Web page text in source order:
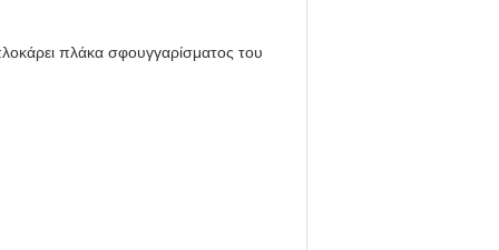
πλάκα σφουγγαρίσματος του